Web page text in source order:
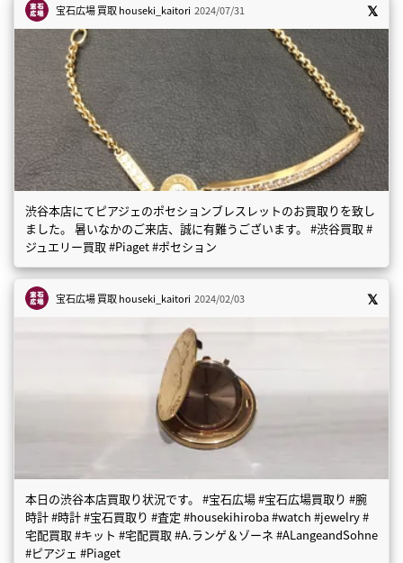
宝石広場 買取houseki_kaitori 2024/07/31
渋谷本店にてピアジェのポセションブレスレットのお買取りを致し
ました。 暑いなかのご来店、誠に有難うございます。 #渋谷買取 #
ジュエリー買取 #Piaget #ポセション
宝石広場 買取houseki_kaitori 2024/02/03
本日の渋谷本店買取り状況です。 #宝石広場 #宝石広場買取り #腕
時計 #時計 #宝石買取り #査定 #housekihiroba #watch #jewelry #
宅配買取 #キット #宅配買取 #A.ランゲ＆ゾーネ #ALangeandSohne
#ピアジェ #Piaget